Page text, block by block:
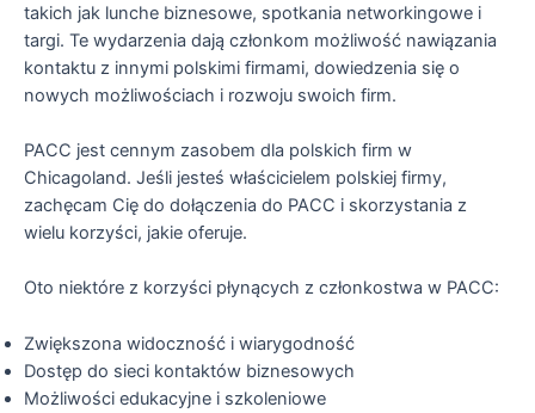
takich jak lunche biznesowe, spotkania networkingowe i
targi. Te wydarzenia dają członkom możliwość nawiązania
kontaktu z innymi polskimi firmami, dowiedzenia się o
nowych możliwościach i rozwoju swoich firm.
PACC jest cennym zasobem dla polskich firm w
Chicagoland. Jeśli jesteś właścicielem polskiej firmy,
zachęcam Cię do dołączenia do PACC i skorzystania z
wielu korzyści, jakie oferuje.
Oto niektóre z korzyści płynących z członkostwa w PACC:
Zwiększona widoczność i wiarygodność
Dostęp do sieci kontaktów biznesowych
Możliwości edukacyjne i szkoleniowe